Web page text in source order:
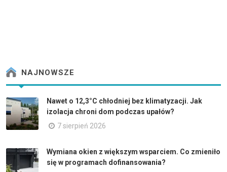
NAJNOWSZE
Nawet o 12,3°C chłodniej bez klimatyzacji. Jak
izolacja chroni dom podczas upałów?
7 sierpień 2026
Wymiana okien z większym wsparciem. Co zmieniło
się w programach dofinansowania?